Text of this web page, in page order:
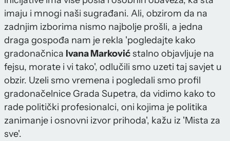
imaju i mnogi naši sugrađani. Ali, obzirom da na
zadnjim izborima nismo najbolje prošli, a jedna
draga gospođa nam je rekla 'pogledajte kako
gradonačnica Ivana Markovićstalno objavljuje na
fejsu, morate i vi tako', odlučili smo uzeti taj savjet u
obzir. Uzeli smo vremena i pogledali smo profil
gradonačelnice Grada Supetra, da vidimo kako to
rade politički profesionalci, oni kojima je politika
zanimanje i osnovni izvor prihoda', kažu iz 'Mista za
sve'.